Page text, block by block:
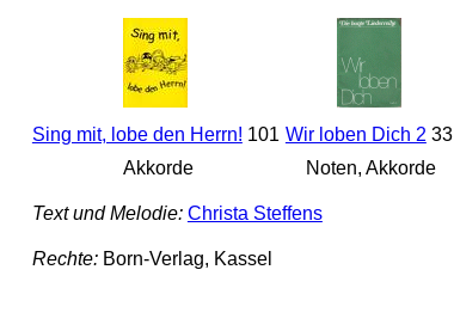
Sing mit, lobe den Herrn! 101
Akkorde
Wir loben Dich 233
Noten, Akkorde
Text und Melodie: Christa Steffens
Rechte:Born-Verlag, Kassel